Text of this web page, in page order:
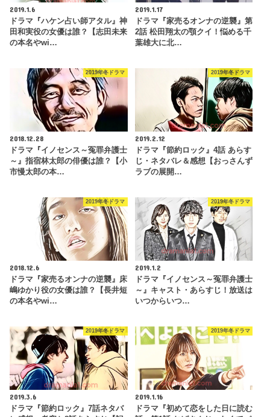
2019.1.6
ドラマ『ハケン占い師アタル』神
田和実役の女優は誰？【志田未来
の本名やwi…
2019.1.17
ドラマ『家売るオンナの逆襲』第
2話 松田翔太の顎クイ！悩める千
葉雄大に北…
2019年冬ドラマ
2018.12.28
ドラマ『イノセンス～冤罪弁護士
～』指宿林太郎の俳優は誰？【小
市慢太郎の本…
2019年冬ドラマ
2019.2.12
ドラマ『節約ロック』4話 あらす
じ・ネタバレ＆感想【おっさんず
ラブの展開…
2019年冬ドラマ
2018.12.6
ドラマ『家売るオンナの逆襲』床
嶋ゆかり役の女優は誰？【長井短
の本名やwi…
2019年冬ドラマ
2019.1.2
ドラマ『イノセンス～冤罪弁護士
～』キャスト・あらすじ！放送は
いつからいつ…
2019年冬ドラマ
2019.3.6
ドラマ『節約ロック』7話ネタバ
2019年冬ドラマ
2019.1.16
ドラマ『初めて恋をした日に読む